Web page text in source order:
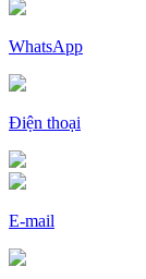
WhatsApp
Điện thoại
E-mail